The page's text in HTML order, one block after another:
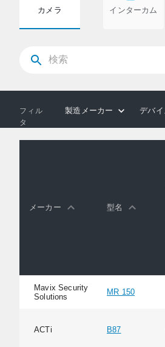
カメラ インターカム
フィル
タ
製造メーカー デバ
メーカー 型名
Mavix Security
Solutions
MR 150
ACTi B87